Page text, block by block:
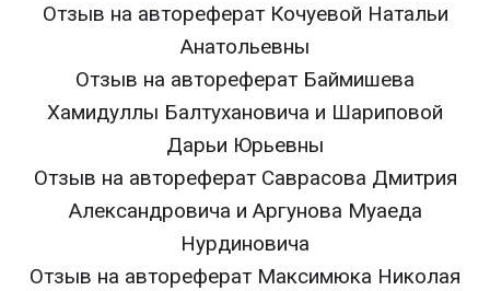
Отзыв на автореферат Кочуевой Натальи
Анатольевны
Отзыв на автореферат Баймишева
Хамидуллы Балтухановича и Шариповой
Дарьи Юрьевны
Отзыв на автореферат Саврасова Дмитрия
Александровича и Аргунова Муаеда
Нурдиновича
Отзыв на автореферат Максимюка Николая